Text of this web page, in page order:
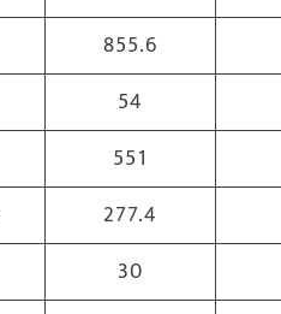
855.6
54
551
277.4
30